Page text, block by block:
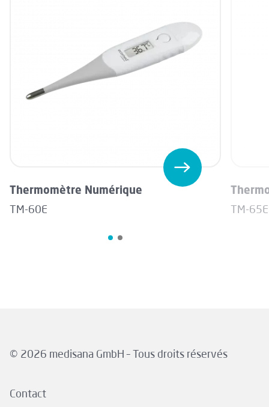
Thermomètre Numérique
TM-60E
TM-65E
© 2026 medisana GmbH – Tous droits réservés
Contact